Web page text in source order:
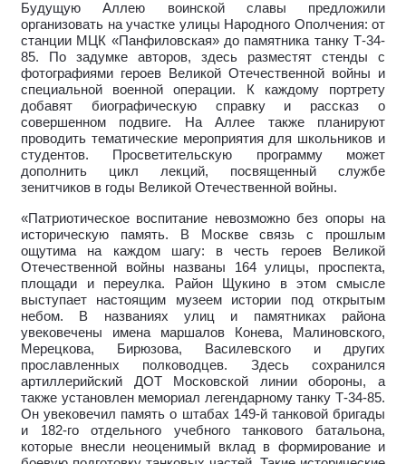
Будущую Аллею воинской славы предложили
организовать на участке улицы Народного Ополчения: от
станции МЦК «Панфиловская» до памятника танку Т-34-
85. По задумке авторов, здесь разместят стенды с
фотографиями героев Великой Отечественной войны и
специальной военной операции. К каждому портрету
добавят биографическую справку и рассказ о
совершенном подвиге. На Аллее также планируют
проводить тематические мероприятия для школьников и
студентов. Просветительскую программу может
дополнить цикл лекций, посвященный службе
зенитчиков в годы Великой Отечественной войны.
«Патриотическое воспитание невозможно без опоры на
историческую память. В Москве связь с прошлым
ощутима на каждом шагу: в честь героев Великой
Отечественной войны названы 164 улицы, проспекта,
площади и переулка. Район Щукино в этом смысле
выступает настоящим музеем истории под открытым
небом. В названиях улиц и памятниках района
увековечены имена маршалов Конева, Малиновского,
Мерецкова, Бирюзова, Василевского и других
прославленных полководцев. Здесь сохранился
артиллерийский ДОТ Московской линии обороны, а
также установлен мемориал легендарному танку Т-34-85.
Он увековечил память о штабах 149-й танковой бригады
и 182-го отдельного учебного танкового батальона,
которые внесли неоценимый вклад в формирование и